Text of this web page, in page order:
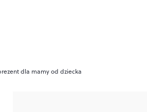
dla mamy od dziecka